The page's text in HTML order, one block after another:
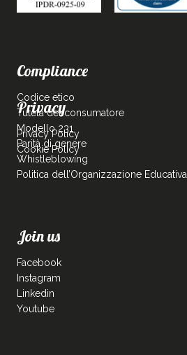
Compliance
Codice etico
Tutela del consumatore
Modello 231
Parità di genere
Whistleblowing
Politica dell’Organizzazione Educativa
Privacy
Privacy Policy
Cookie Policy
Join us
Facebook
Instagram
Linkedin
Youtube